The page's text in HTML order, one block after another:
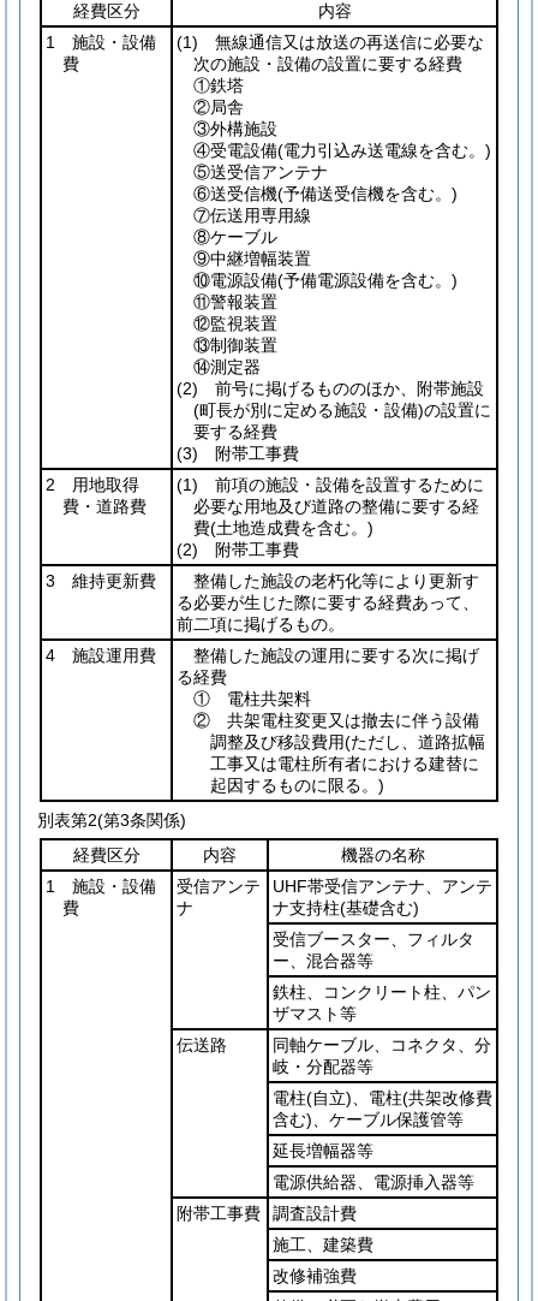
経費区分
内容
1 施設・設備
費
(1) 無線通信又は放送の再送信に必要な
次の施設・設備の設置に要する経費
①鉄塔
②局舎
③外構施設
④受電設備(電力引込み送電線を含む。)
⑤送受信アンテナ
⑥送受信機(予備送受信機を含む。)
⑦伝送用専用線
⑧ケーブル
⑨中継増幅装置
⑩電源設備(予備電源設備を含む。)
⑪警報装置
⑫監視装置
⑬制御装置
⑭測定器
(2) 前号に掲げるもののほか、附帯施設
(町長が別に定める施設・設備)の設置に
要する経費
(3) 附帯工事費
2 用地取得
費・道路費
(1) 前項の施設・設備を設置するために
必要な用地及び道路の整備に要する経
費(土地造成費を含む。)
(2) 附帯工事費
3 維持更新費
整備した施設の老朽化等により更新す
る必要が生じた際に要する経費あって、
前二項に掲げるもの。
4 施設運用費
整備した施設の運用に要する次に掲げ
る経費
① 電柱共架料
② 共架電柱変更又は撤去に伴う設備
調整及び移設費用(ただし、道路拡幅
工事又は電柱所有者における建替に
起因するものに限る。)
別表第2(第3条関係)
経費区分
内容
機器の名称
1 施設・設備
費
受信アンテ
ナ
UHF帯受信アンテナ、アンテ
ナ支持柱(基礎含む)
受信ブースター、フィルタ
ー、混合器等
鉄柱、コンクリート柱、パン
ザマスト等
伝送路
同軸ケーブル、コネクタ、分
岐・分配器等
電柱(自立) 、電柱(共架改修費
含む) 、ケーブル保護管等
延長増幅器等
電源供給器、電源挿入器等
附帯工事費
調査設計費
施工、建築費
改修補強費